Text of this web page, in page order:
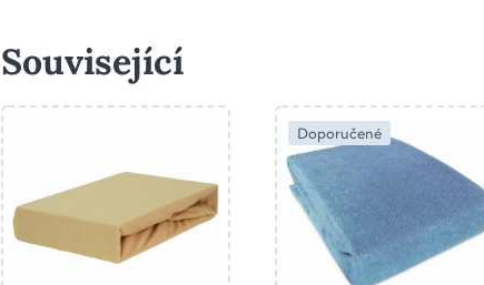
Související
Doporučené